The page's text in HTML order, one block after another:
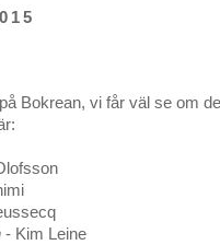
Bokrean, vi får väl se om
- Kim Leine